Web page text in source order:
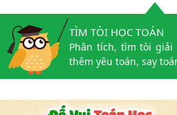
TÌM TÒI HỌC TOÁN
Phân tích, tìm tòi giải
thêm yêu toán, say